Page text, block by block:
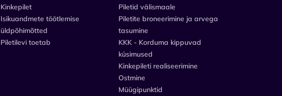
Kinkepilet
Isikuandmete töötlemise
üldpõhimõtted
Piletilevi toetab
Piletid välismaale
Piletite broneerimine ja arvega
tasumine
KKK - Korduma kippuvad
küsimused
Kinkepileti realiseerimine
Ostmine
Müügipunktid